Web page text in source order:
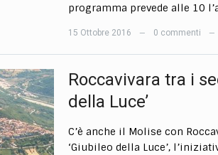
programma prevede alle 10
15 Ottobre 2016 — 0 commenti —
Roccavivara tra i
della Luce’
C’è anche il Molise con
‘Giubileo della Luce’,